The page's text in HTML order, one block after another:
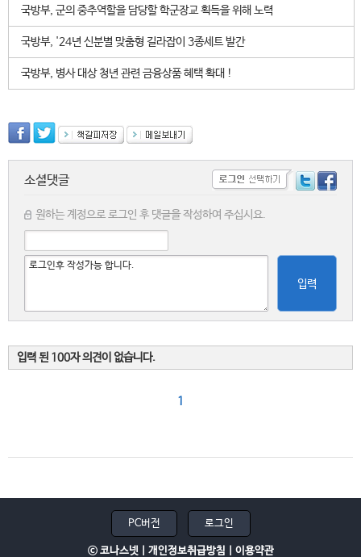
국방부, 군의 중추역할을 담당할 학군장교 획득을 위해 노력
국방부, '24년 신분별 맞춤형 길라잡이 3종세트 발간
국방부, 병사 대상 청년 관련 금융상품 혜택 확대 !
소셜댓글
원하는 계정으로 로그인 후 댓글을 작성하여 주십시요.
입력
입력 된 100자 의견이 없습니다.
1
PC버전 로그인
ⓒ 코나스넷 | 개인정보취급방침 이용약관